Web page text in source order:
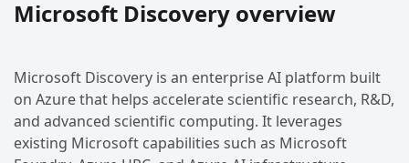
Microsoft Discovery overview
Microsoft Discovery is an enterprise AI platform built
on Azure that helps accelerate scientific research, R&D,
and advanced scientific computing. It leverages
existing Microsoft capabilities such as Microsoft